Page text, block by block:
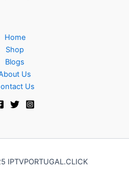
Home
Shop
Blogs
Us
Us
IPTVPORTUGAL.CLICK